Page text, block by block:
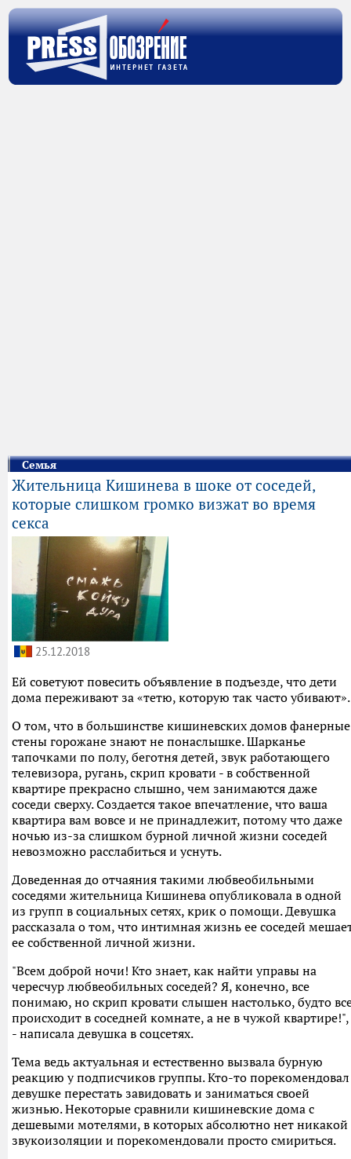
Семья
Жительница Кишинева в шоке от соседей,
которые слишком громко визжат во время
секса
25.12.2018
Ей советуют повесить объявление в подъезде, что дети
дома переживают за «тетю, которую так часто убивают».
О том, что в большинстве кишиневских домов фанерные
стены горожане знают не понаслышке. Шарканье
тапочками по полу, беготня детей, звук работающего
телевизора, ругань, скрип кровати - в собственной
квартире прекрасно слышно, чем занимаются даже
соседи сверху. Создается такое впечатление, что ваша
квартира вам вовсе и не принадлежит, потому что даже
ночью из-за слишком бурной личной жизни соседей
невозможно расслабиться и уснуть.
Доведенная до отчаяния такими любвеобильными
соседями жительница Кишинева опубликовала в одной
из групп в социальных сетях, крик о помощи. Девушка
рассказала о том, что интимная жизнь ее соседей
ее собственной личной жизни.
"Всем доброй ночи! Кто знает, как найти управы на
чересчур любвеобильных соседей? Я, конечно, все
понимаю, но скрип кровати слышен настолько, будто
происходит в соседней комнате, а не в чужой квартире!",
- написала девушка в соцсетях.
Тема ведь актуальная и естественно вызвала бурную
реакцию у подписчиков группы. Кто-то порекомендовал
девушке перестать завидовать и заниматься своей
жизнью. Некоторые сравнили кишиневские дома с
дешевыми мотелями, в которых абсолютно нет никакой
звукоизоляции и порекомендовали просто смириться.